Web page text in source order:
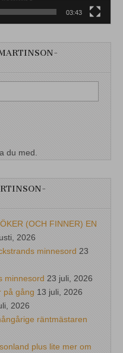
03:43
du med.
(OCH FINNER) EN
2026
minnesord 23
minnesord 23 juli, 2026
på gång 13 juli, 2026
2026
räntmästaren
plus lite mer om